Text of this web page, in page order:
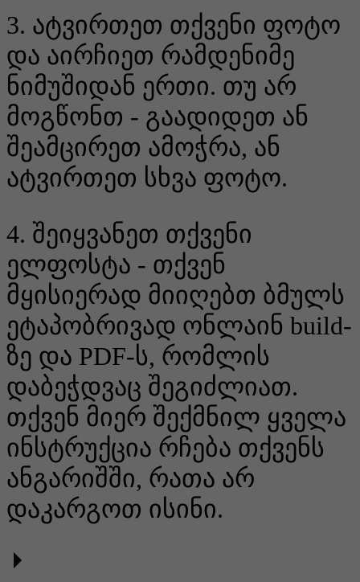
3. ატვირთეთ თქვენი ფოტო
და აირჩიეთ რამდენიმე
ნიმუშიდან ერთი. თუ არ
მოგწონთ - გაადიდეთ ან
შეამცირეთ ამოჭრა, ან
ატვირთეთ სხვა ფოტო.
4. შეიყვანეთ თქვენი
ელფოსტა - თქვენ
მყისიერად მიიღებთ ბმულს
ეტაპობრივად ონლაინ build-
ზე და PDF-ს, რომლის
დაბეჭდვაც შეგიძლიათ.
თქვენ მიერ შექმნილ ყველა
ინსტრუქცია რჩება თქვენს
ანგარიშში, რათა არ
დაკარგოთ ისინი.